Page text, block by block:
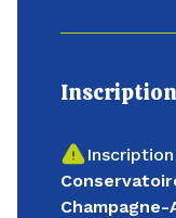
Champagne-